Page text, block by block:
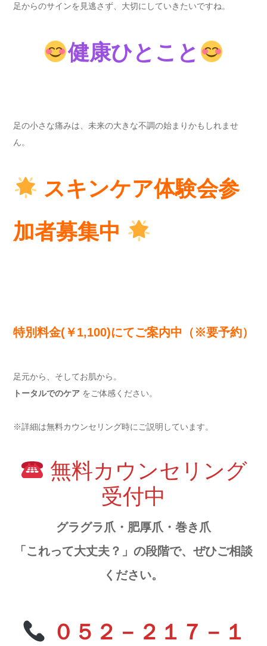
足からのサインを見逃さず、大切にしていきたいですね。
健康ひとこと
足の小さな痛みは、未来の大きな不調の始まりかもしれませ
ん。
スキンケア体験会参
加者募集中
特別料金(￥1,100)にてご案内中（※要予約）
足元から、そしてお肌から。
トータルでのケア をご体感ください。
※詳細は無料カウンセリング時にご説明しています。
無料カウンセリング
受付中
グラグラ爪・肥厚爪・巻き爪
「これって大丈夫？」の段階で、ぜひご相談
ください。
０５２－２１７－１